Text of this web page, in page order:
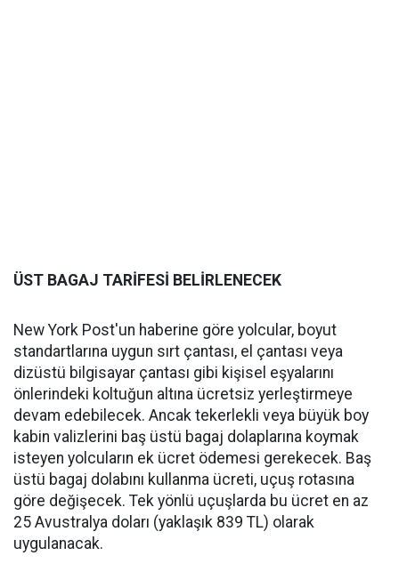
ÜST BAGAJ TARİFESİ BELİRLENECEK
New York Post'un haberine göre yolcular, boyut
standartlarına uygun sırt çantası, el çantası veya
dizüstü bilgisayar çantası gibi kişisel eşyalarını
önlerindeki koltuğun altına ücretsiz yerleştirmeye
devam edebilecek. Ancak tekerlekli veya büyük boy
kabin valizlerini baş üstü bagaj dolaplarına koymak
isteyen yolcuların ek ücret ödemesi gerekecek. Baş
üstü bagaj dolabını kullanma ücreti, uçuş rotasına
göre değişecek. Tek yönlü uçuşlarda bu ücret en az
25 Avustralya doları (yaklaşık 839 TL) olarak
uygulanacak.